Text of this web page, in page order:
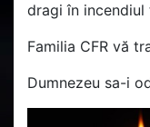
dragi în incendiul
Familia CFR vă
Dumnezeu sa-i